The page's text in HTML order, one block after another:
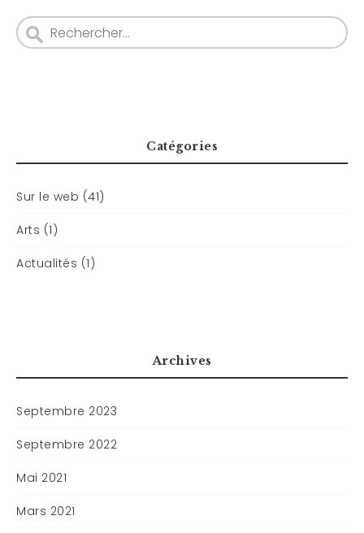
Catégories
Sur le web (41)
Arts (1)
Actualités (1)
Archives
Septembre 2023
Septembre 2022
Mai 2021
Mars 2021